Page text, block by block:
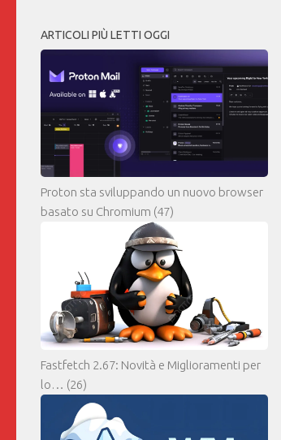
ARTICOLI PIÙ LETTI OGGI
Proton sta sviluppando un nuovo browser
basato su Chromium (47)
Fastfetch 2.67: Novità e Miglioramenti per
lo… (26)